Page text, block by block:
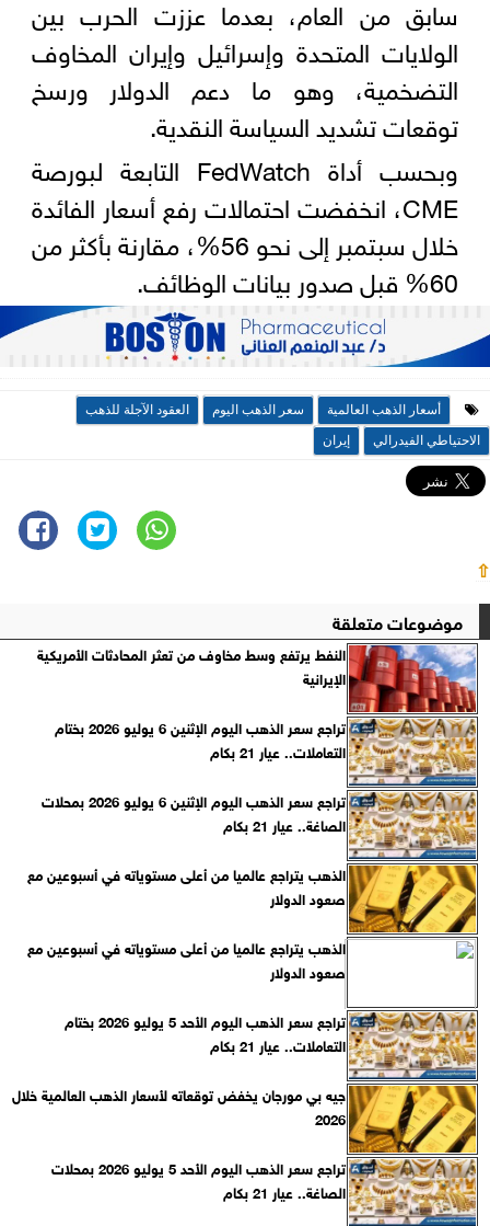
سابق من العام، بعدما عززت الحرب بين
الولايات المتحدة وإسرائيل وإيران المخاوف
التضخمية، وهو ما دعم الدولار ورسخ
توقعات تشديد السياسة النقدية.
وبحسب أداة FedWatch التابعة لبورصة
CME، انخفضت احتمالات رفع أسعار الفائدة
خلال سبتمبر إلى نحو 56%، مقارنة بأكثر من
60% قبل صدور بيانات الوظائف.
أسعار الذهب العالمية سعر الذهب اليوم
العقود الآجلة للذهب
الاحتياطي الفيدرالي
إيران
⇧
موضوعات متعلقة
النفط يرتفع وسط مخاوف من تعثر المحادثات الأمريكية
الإيرانية
تراجع سعر الذهب اليوم الإثنين 6 يوليو 2026 بختام
التعاملات.. عيار 21 بكام
تراجع سعر الذهب اليوم الإثنين 6 يوليو 2026 بمحلات
الصاغة.. عيار 21 بكام
الذهب يتراجع عالميا من أعلى مستوياته في أسبوعين مع
صعود الدولار
الذهب يتراجع عالميا من أعلى مستوياته في أسبوعين مع
صعود الدولار
تراجع سعر الذهب اليوم الأحد 5 يوليو 2026 بختام
التعاملات.. عيار 21 بكام
جيه بي مورجان يخفض توقعاته لأسعار الذهب العالمية خلال
2026
تراجع سعر الذهب اليوم الأحد 5 يوليو 2026 بمحلات
الصاغة.. عيار 21 بكام